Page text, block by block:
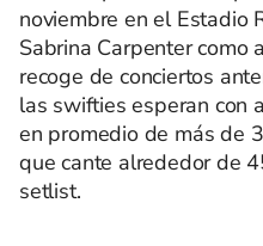
noviembre en el Estadio
Sabrina Carpenter como
recoge de conciertos
las swifties esperan con
en promedio de más de
que cante alrededor de
setlist.